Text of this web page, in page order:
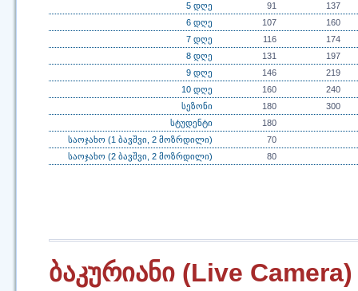
5 დღე
91
137
6 დღე
107
160
7 დღე
116
174
8 დღე
131
197
9 დღე
146
219
10 დღე
160
240
სეზონი
180
300
სტუდენტი
180
საოჯახო (1 ბავშვი, 2 მოზრდილი)
70
საოჯახო (2 ბავშვი, 2 მოზრდილი)
80
ბაკურიანი (Live Camera)